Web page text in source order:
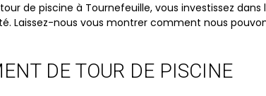
de piscine à Tournefeuille, vous investissez
Laissez-nous vous montrer comment nous
DE TOUR DE PISCINE